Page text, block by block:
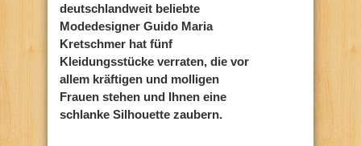
deutschlandweit beliebte
Modedesigner Guido Maria
Kretschmer hat fünf
Kleidungsstücke verraten, die vor
allem kräftigen und molligen
Frauen stehen und Ihnen eine
schlanke Silhouette zaubern.